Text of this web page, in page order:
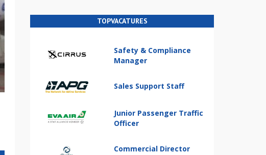
TOPVACATURES
Safety & Compliance
Manager
Sales Support Staff
Junior Passenger Traffic
Officer
Commercial Director